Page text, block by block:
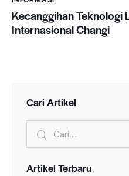
Kecanggihan Teknologi
Internasional Changi
Cari Artikel
Artikel Terbaru